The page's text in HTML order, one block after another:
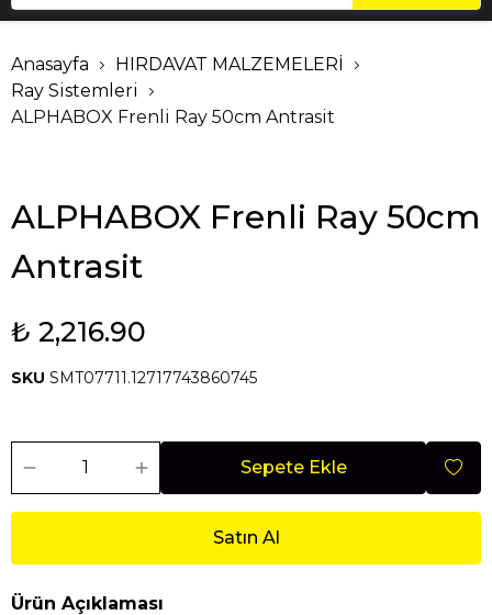
Anasayfa
HIRDAVAT MALZEMELERİ
Ray Sistemleri
ALPHABOX Frenli Ray 50cm Antrasit
ALPHABOX Frenli Ray 50cm
Antrasit
₺ 2,216.90
SKU SMT07711.12717743860745
Sepete Ekle
Satın Al
Ürün Açıklaması